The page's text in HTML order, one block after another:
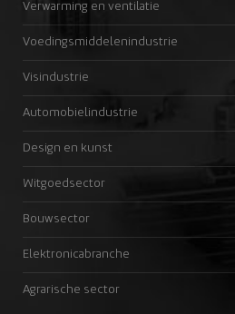
Verwarming en ventilatie
Voedingsmiddelenindustrie
Visindustrie
Automobielindustrie
Design en kunst
Witgoedsector
Bouwsector
Elektronicabranche
Agrarische sector